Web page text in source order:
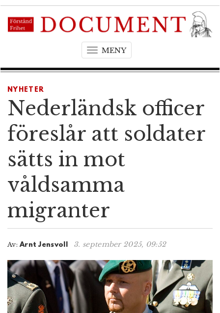
MENYT
g
l
e
a
n
NYHETER
Nederländsk officer
föreslår att soldater
sätts in mot
våldsamma
migranter
Av: Arnt Jensvoll 3. september 2025, 09:52